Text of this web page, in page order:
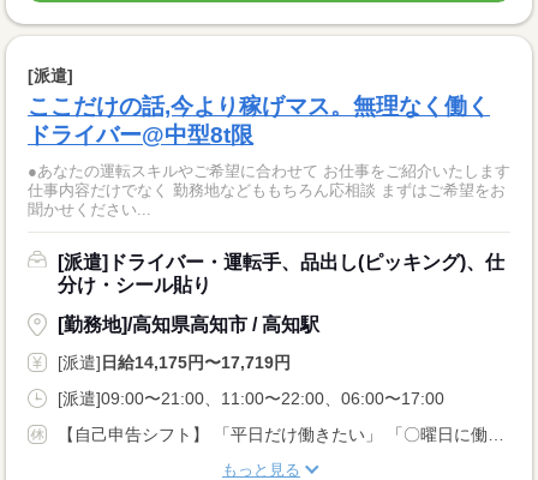
[派遣]
ここだけの話,今より稼げマス。無理なく働く
ドライバー@中型8t限
●あなたの運転スキルやご希望に合わせて お仕事をご紹介いたします
仕事内容だけでなく 勤務地などももちろん応相談 まずはご希望をお
聞かせください...
[派遣]ドライバー・運転手、品出し(ピッキング)、仕
分け・シール貼り
[勤務地]/高知県高知市 / 高知駅
[派遣]日給14,175円〜17,719円
[派遣]09:00〜21:00、11:00〜22:00、06:00〜17:00
もっと見る